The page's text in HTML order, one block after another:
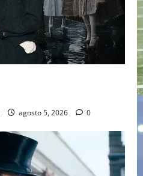
agosto 5, 2026 0